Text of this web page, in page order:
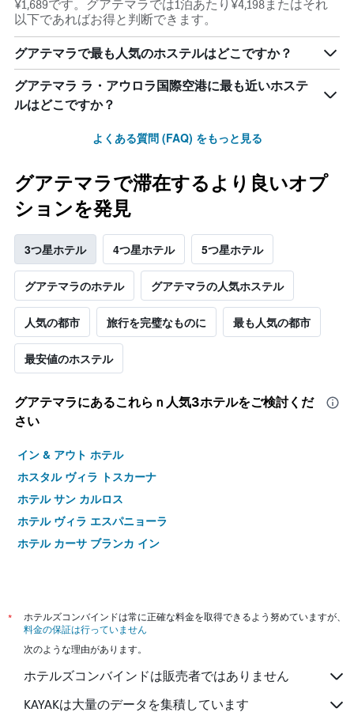
し
て
い
ま
す
¥1,689です。グアテマラでは1泊あたり¥4,198またはそれ
以下であればお得と判断できます。
グアテマラで最も人気のホステルはどこですか？
グアテマラ ラ・アウロラ国際空港に最も近いホステ
ルはどこですか？
よくある質問 (FAQ) をもっと見る
グアテマラで滞在するより良いオプ
ションを発見
3つ星ホテル 4つ星ホテル 5つ星ホテル
グアテマラのホテル グアテマラの人気ホステル
人気の都市 旅行を完璧なものに 最も人気の都市
最安値のホステル
グアテマラ​にあるこれらｎ人気3ホテルをご検討くだ
さい
イン & アウト ホテル
ホスタル ヴィラ トスカーナ
ホテル サン カルロス
ホテル ヴィラ エスパニョーラ
ホテル カーサ ブランカ イン
*
ホテルズコンバインドは常に正確な料金を取得できるよう努めていますが、
料金の保証は行っていません
次のような理由があります。
ホテルズコンバインドは販売者ではありません
KAYAKは大量のデータを集積しています